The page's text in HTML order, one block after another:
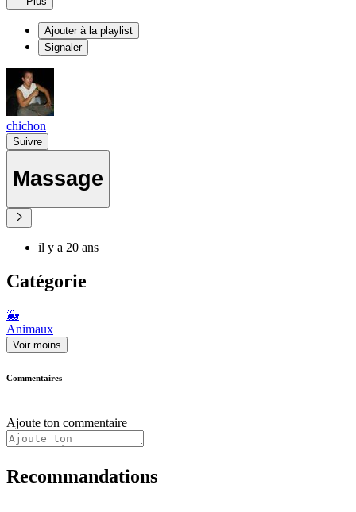
Ajouter à la playlist
Signaler
chichon
Suivre
Massage
il y a 20 ans
Catégorie
🐳
Animaux
Voir moins
Commentaires
Ajoute ton commentaire
Recommandations